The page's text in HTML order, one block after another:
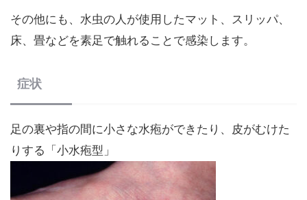
その他にも、水虫の人が使用したマット、スリッパ、
床、畳などを素足で触れることで感染します。
症状
足の裏や指の間に小さな水疱ができたり、皮がむけた
りする「小水疱型」